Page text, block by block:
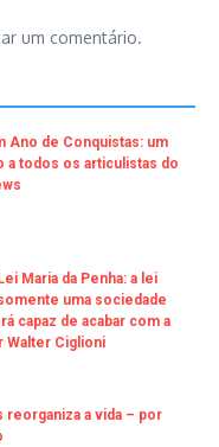
um comentário.
Ano de Conquistas: um
a todos os articulistas do
Maria da Penha: a lei
uma sociedade
capaz de acabar com a
Walter Ciglioni
reorganiza a vida – por